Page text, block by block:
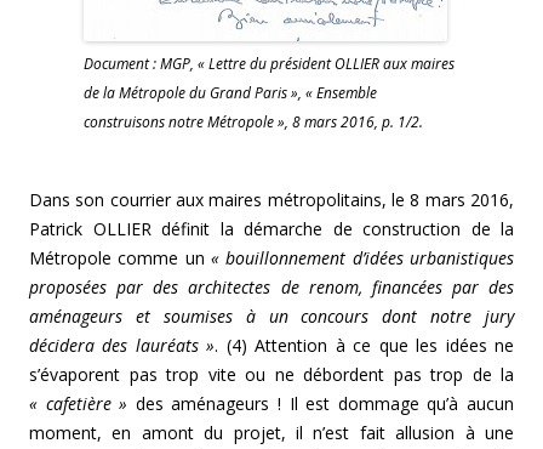
Document : MGP, « Lettre du président OLLIER aux maires
de la Métropole du Grand Paris », « Ensemble
construisons notre Métropole », 8 mars 2016, p. 1/2.
Dans son courrier aux maires métropolitains, le 8 mars 2016,
Patrick OLLIER définit la démarche de construction de la
Métropole comme un « bouillonnement d’idées urbanistiques
proposées par des architectes de renom, financées par des
aménageurs et soumises à un concours dont notre jury
décidera des lauréats ». (4) Attention à ce que les idées ne
s’évaporent pas trop vite ou ne débordent pas trop de la
« cafetière » des aménageurs ! Il est dommage qu’à aucun
moment, en amont du projet, il n’est fait allusion à une